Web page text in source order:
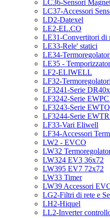
LC36-Sensori
LC37-Accessori
LD2-Datexel
LE2-EL.CO
LE31-Convertitori di
LE33-Rele' statici
LE34-
LE35 -
LF2-ELIWELL
LF32-Termoregolatori
LF3241-Serie
LF3242-Serie
LF3243-Serie
LF3244-Serie
LF33-Vari Eliwell
LF34-Accessori
LW2 - EVCO
LW32
LW324 EV3 36x72
LW395 EV7 72x72
LW33 Timer
LW39 Accessori
LG2-Filtri di rete e
LH2-Hiquel
LL2-Inverter